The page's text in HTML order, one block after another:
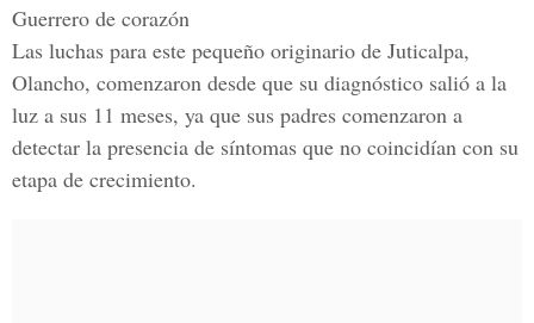
Guerrero de corazón
Las luchas para este pequeño originario de Juticalpa,
Olancho, comenzaron desde que su diagnóstico salió a la
luz a sus 11 meses, ya que sus padres comenzaron a
detectar la presencia de síntomas que no coincidían con su
etapa de crecimiento.